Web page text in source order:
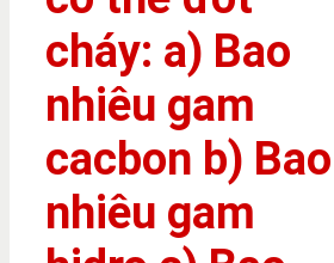
cháy: a) Bao
nhiêu gam
cacbon b) Bao
nhiêu gam